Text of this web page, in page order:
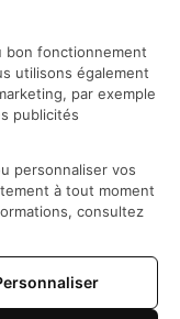
bon fonctionnement
utilisons également
par exemple
publicités
personnaliser vos
à tout moment
consultez